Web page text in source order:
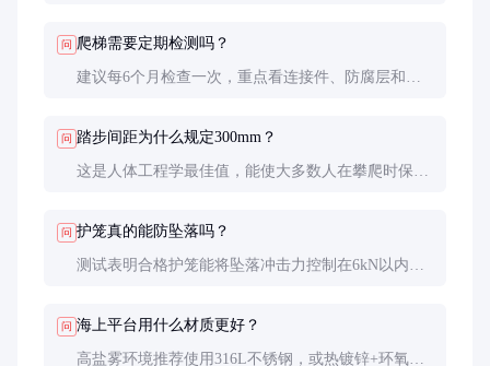
问 爬梯需要定期检测吗？
建议每6个月检查一次，重点看连接件、防腐层和结
问 踏步间距为什么规定300mm？
这是人体工程学最佳值，能使大多数人在攀爬时保持
问 护笼真的能防坠落吗？
测试表明合格护笼能将坠落冲击力控制在6kN以内，
问 海上平台用什么材质更好？
高盐雾环境推荐使用316L不锈钢，或热镀锌+环氧树